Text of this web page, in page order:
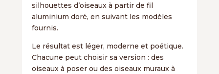
silhouettes d’oiseaux à partir de fil
aluminium doré, en suivant les modèles
fournis.
Le résultat est léger, moderne et poétique.
Chacune peut choisir sa version : des
oiseaux à poser ou des oiseaux muraux à